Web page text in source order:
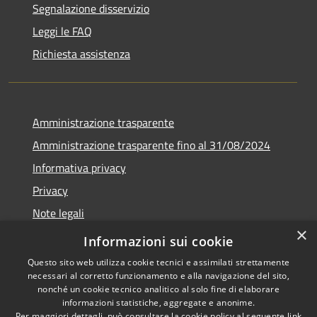
Segnalazione disservizio
Leggi le FAQ
Richiesta assistenza
Amministrazione trasparente
Amministrazione trasparente fino al 31/08/2024
Informativa privacy
Privacy
Note legali
Dichiarazione di accessibilità
Copyright © 2026 • Comune di
×
Informazioni sui cookie
Questo sito web utilizza cookie tecnici e assimilati strettamente
necessari al corretto funzionamento e alla navigazione del sito,
nonché un cookie tecnico analitico al solo fine di elaborare
informazioni statistiche, aggregate e anonime.